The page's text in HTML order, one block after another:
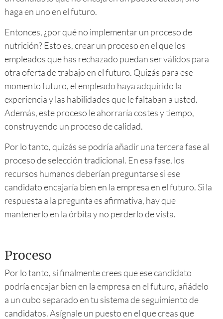
haga en uno en el futuro.
Entonces, ¿por qué no implementar un proceso de
nutrición? Esto es, crear un proceso en el que los
empleados que has rechazado puedan ser válidos para
otra oferta de trabajo en el futuro. Quizás para ese
momento futuro, el empleado haya adquirido la
experiencia y las habilidades que le faltaban a usted.
Además, este proceso le ahorraría costes y tiempo,
construyendo un proceso de calidad.
Por lo tanto, quizás se podría añadir una tercera fase al
proceso de selección tradicional. En esa fase, los
recursos humanos deberían preguntarse si ese
candidato encajaría bien en la empresa en el futuro. Si la
respuesta a la pregunta es afirmativa, hay que
mantenerlo en la órbita y no perderlo de vista.
Proceso
Por lo tanto, si finalmente crees que ese candidato
podría encajar bien en la empresa en el futuro, añádelo
a un cubo separado en tu sistema de seguimiento de
candidatos. Asígnale un puesto en el que creas que